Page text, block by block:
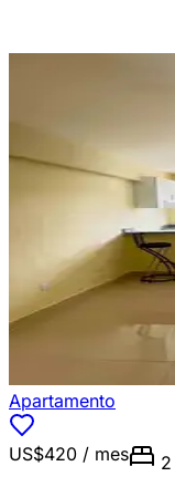
Apartamento
US$420 / mes 2